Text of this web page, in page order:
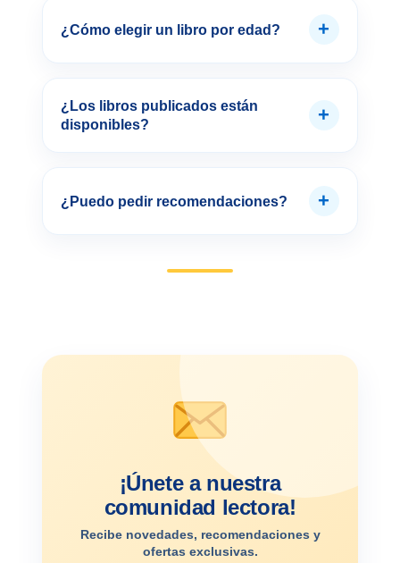
¿Cómo elegir un libro por edad? +
¿Los libros publicados están
disponibles?
+
¿Puedo pedir recomendaciones? +
¡Únete a nuestra
comunidad lectora!
Recibe novedades, recomendaciones y
ofertas exclusivas.